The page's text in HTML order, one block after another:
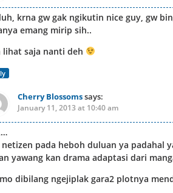
krna gw gak ngikutin nice guy, gw
emang mirip sih..
lihat saja nanti deh
Cherry Blossomssays:
January 11, 2013 at 10:40 am
pada heboh duluan ya padahal
yawang kan drama adaptasi dari
dibilang ngejiplak gara2 plotnya